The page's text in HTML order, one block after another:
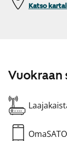
Katso
Vuokraan
OmaSATO